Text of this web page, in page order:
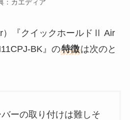
：カエディア
）『クイックホールドⅡ Air
BK』の特徴は次のと
バーの取り付けは難しそ